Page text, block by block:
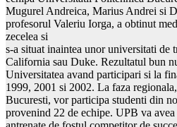
Mugurel Andreica, Marius Andrei si
profesorul Valeriu Iorga, a obtinut
zecelea si
s-a situat inaintea unor universitati de
California sau Duke. Rezultatul bun
Universitatea avand participari si la
1999, 2001 si 2002. La faza
Bucuresti, vor participa studenti din
provenind 22 de echipe. UPB va